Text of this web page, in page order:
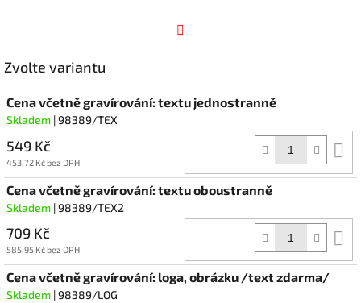
Zvolte variantu
Cena včetně gravírování: textu jednostranně
Skladem | 98389/TEX
549 Kč
453,72 Kč bez DPH
Cena včetně gravírování: textu oboustranně
Skladem | 98389/TEX2
709 Kč
585,95 Kč bez DPH
Cena včetně gravírování: loga, obrázku /text zdarma/
Skladem | 98389/LOG